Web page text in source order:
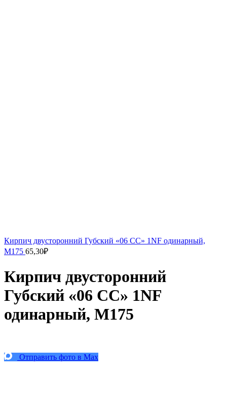
Кирпич двусторонний Губский «06 СС» 1NF одинарный,
М175 65,30₽
Кирпич двусторонний
Губский «06 СС» 1NF
одинарный, М175
Отправить фото в Max